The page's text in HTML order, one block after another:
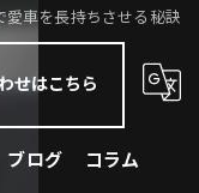
愛車を長持ちさせる秘訣
せはこちら
ブログ コラム